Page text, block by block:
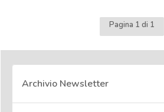
Pagina 1 di 1
Archivio Newsletter